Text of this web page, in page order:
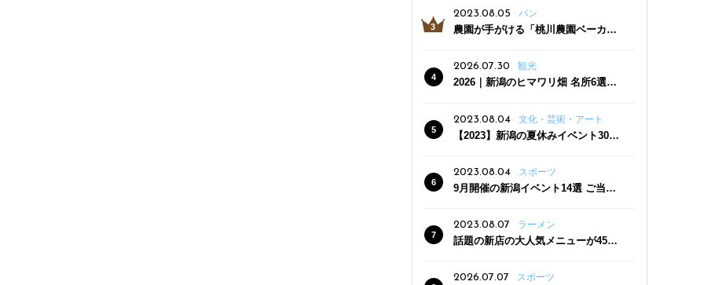
三条駅近くにオープン
2023.08.05 パン
農園が手がける「桃川農園ベーカリ
った焼きたてパンのほか、ジェラー
トやスムージーも
2026.07.30 観光
2026｜新潟のヒマワリ畑 名所6選
2023.08.04
文化・芸術・アート
【2023】新潟の夏休みイベント30
2023.08.04
スポーツ
9月開催の新潟イベント14選 ご当地
2023.08.07 ラーメン
話題の新店の大人気メニューが450
クーポン登場
2026.07.07 スポーツ